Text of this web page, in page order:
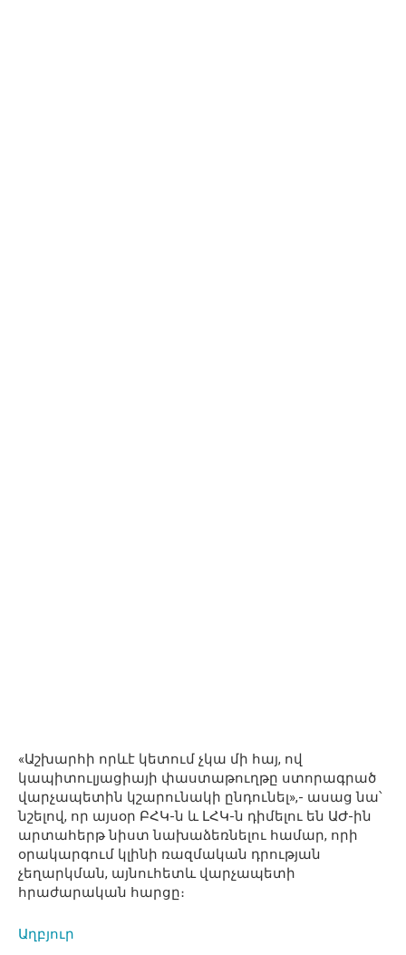
«Աշխարհի որևէ կետում չկա մի հայ, ով
կապիտուլյացիայի փաստաթուղթը ստորագրած
վարչապետին կշարունակի ընդունել»,- ասաց նա՝
նշելով, որ այսօր ԲՀԿ-ն և ԼՀԿ-ն դիմելու են ԱԺ-ին
արտահերթ նիստ նախաձեռնելու համար, որի
օրակարգում կլինի ռազմական դրության
չեղարկման, այնուհետև վարչապետի
հրաժարական հարցը։
Աղբյուր